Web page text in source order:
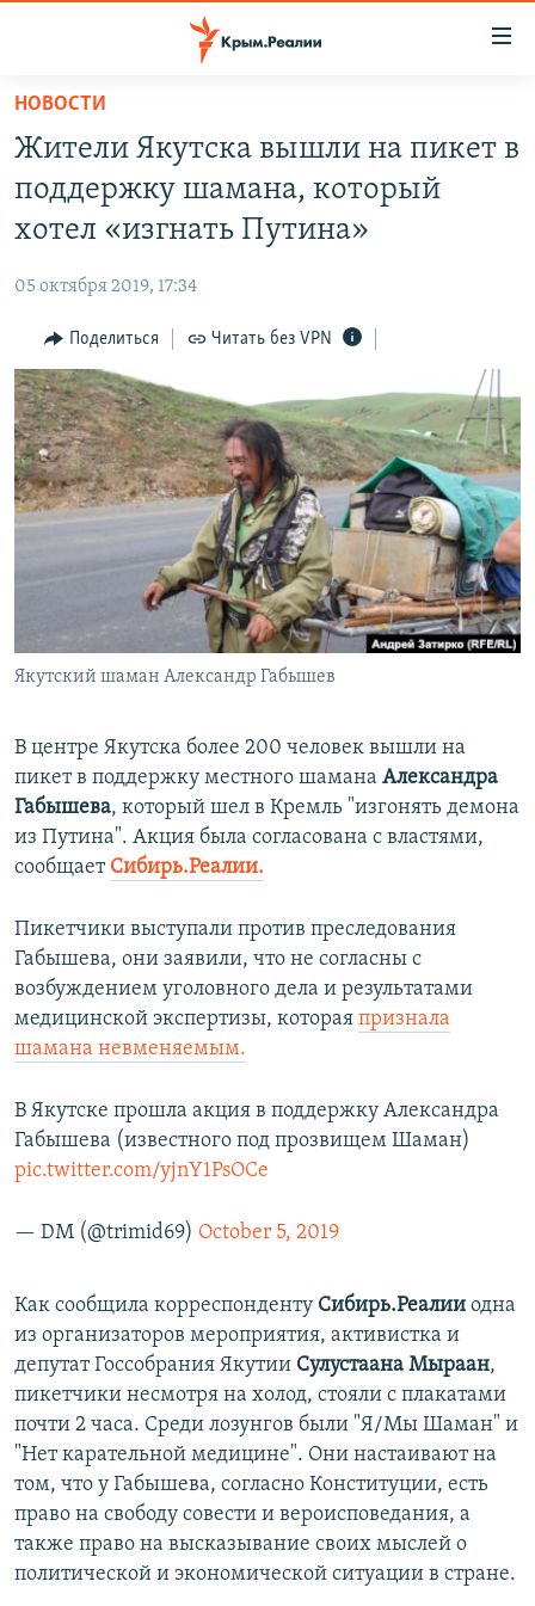
Вернуться
основному
содержанию
главной
навигации
Вернутся
поиску
11 ЛЕТ ОККУПАЦИИ КРЫМА. 11 ИСТОРИЙ СОПРОТИВЛЕНИЯ
ЕЩЕ
ИНТЕРАКТИВ
ИНФОГРАФИКА
ТЕЛЕПРОЕКТ КРЫМ.РЕАЛИИ
СОВЕТЫ ПРАВОЗАЩИТНИКОВ
ПРОПАВШИЕ БЕЗ ВЕСТИ
ПОБЕДИТЕЛЕЙ НЕ СУДЯТ?
КРЫМ.НЕПОКОРЕННЫЙ
ELIFBE
УКРАИНСКАЯ ПРОБЛЕМА КРЫМА
РАДІО СВОБОДА
КАК ОБОЙТИ БЛОКИРОВКУ
Українською
Qırımtatar
ПРИСОЕДИНЯЙТЕСЬ!
НОВОСТИ
Жители Якутска вышли на пикет в
поддержку шамана, который
хотел «изгнать Путина»
05 октября 2019, 17:34
Поделиться Читать без VPN
Якутский шаман Александр Габышев
В центре Якутска более 200 человек вышли на
пикет в поддержку местного шамана Александра
Габышева, который шел в Кремль "изгонять демона
из Путина". Акция была согласована с властями,
сообщает Сибирь.Реалии.
Пикетчики выступали против преследования
Габышева, они заявили, что не согласны с
возбуждением уголовного дела и результатами
медицинской экспертизы, которая признала
шамана невменяемым.
В Якутске прошла акция в поддержку Александра
Габышева (известного под прозвищем Шаман)
pic.twitter.com/yjnY1PsOCe
— DM (@trimid69) October 5, 2019
Как сообщила корреспонденту Сибирь.Реалии одна
из организаторов мероприятия, активистка и
депутат Госсобрания Якутии Сулустаана Мыраан,
пикетчики несмотря на холод, стояли с плакатами
почти 2 часа. Среди лозунгов были "Я/Мы Шаман" и
"Нет карательной медицине". Они настаивают на
том, что у Габышева, согласно Конституции, есть
право на свободу совести и вероисповедания, а
также право на высказывание своих мыслей о
политической и экономической ситуации в стране.